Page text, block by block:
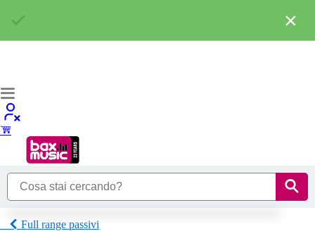
Full range passivi
×